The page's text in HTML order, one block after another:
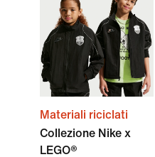
Materiali riciclati
Collezione Nike x
LEGO®